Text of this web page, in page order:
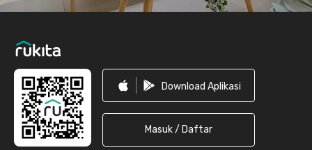
Download Aplikasi
Masuk / Daftar